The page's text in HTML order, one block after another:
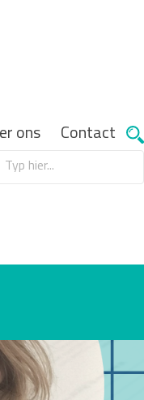
ons Contact